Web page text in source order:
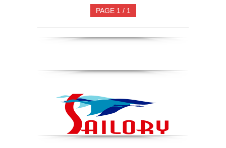
PAGE 1 / 1